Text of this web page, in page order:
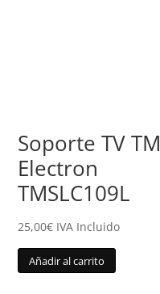
Soporte TV TM
Electron
TMSLC109L
25,00€ IVA Incluido
Añadir al carrito